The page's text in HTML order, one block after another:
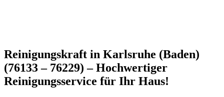
Reinigungskraft in Karlsruhe (Baden)
(76133 – 76229) – Hochwertiger
Reinigungsservice für Ihr Haus!